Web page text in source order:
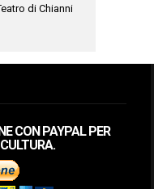
di Chianni
CON PAYPAL PER